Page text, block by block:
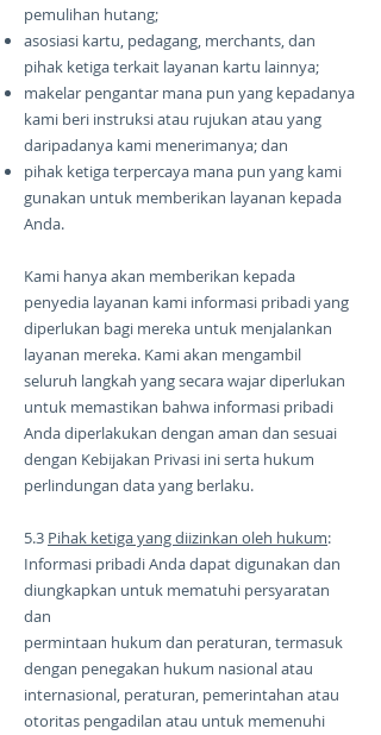
pemulihan hutang;
asosiasi kartu, pedagang, merchants, dan
pihak ketiga terkait layanan kartu lainnya;
makelar pengantar mana pun yang kepadanya
kami beri instruksi atau rujukan atau yang
daripadanya kami menerimanya; dan
pihak ketiga terpercaya mana pun yang kami
gunakan untuk memberikan layanan kepada
Anda.
Kami hanya akan memberikan kepada
penyedia layanan kami informasi pribadi yang
diperlukan bagi mereka untuk menjalankan
layanan mereka. Kami akan mengambil
seluruh langkah yang secara wajar diperlukan
untuk memastikan bahwa informasi pribadi
Anda diperlakukan dengan aman dan sesuai
dengan Kebijakan Privasi ini serta hukum
perlindungan data yang berlaku.
5.3 Pihak ketiga yang diizinkan oleh hukum:
Informasi pribadi Anda dapat digunakan dan
diungkapkan untuk mematuhi persyaratan
dan
permintaan hukum dan peraturan, termasuk
dengan penegakan hukum nasional atau
internasional, peraturan, pemerintahan atau
otoritas pengadilan atau untuk memenuhi